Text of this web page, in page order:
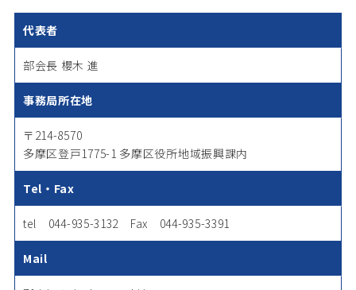
代表者
部会長 櫻木 進
事務局所在地
〒214-8570
多摩区登戸1775-1 多摩区役所地域振興課内
Tel・Fax
tel 044-935-3132 Fax 044-935-3391
Mail